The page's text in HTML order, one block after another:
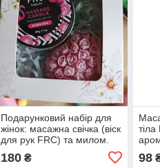
Подарунковий набір для
жінок: масажна свічка (віск
для рук FRC) та милом.
SPA-догляд, подарунок на
8 Березня
180₴ 98